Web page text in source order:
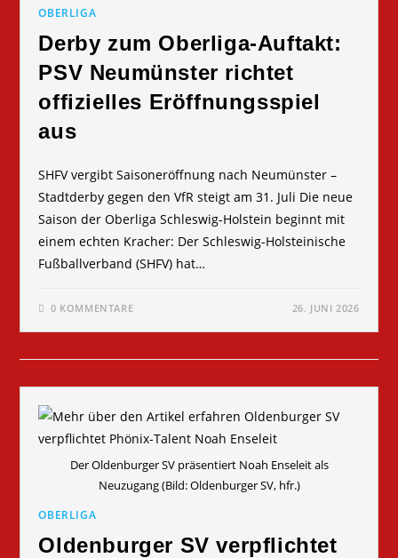
OBERLIGA
Derby zum Oberliga-Auftakt:
PSV Neumünster richtet
offizielles Eröffnungsspiel
aus
SHFV vergibt Saisoneröffnung nach Neumünster –
Stadtderby gegen den VfR steigt am 31. Juli Die neue
Saison der Oberliga Schleswig-Holstein beginnt mit
einem echten Kracher: Der Schleswig-Holsteinische
Fußballverband (SHFV) hat…
0 KOMMENTARE 26. JUNI 2026
Der Oldenburger SV präsentiert Noah Enseleit als
Neuzugang (Bild: Oldenburger SV, hfr.)
OBERLIGA
Oldenburger SV verpflichtet